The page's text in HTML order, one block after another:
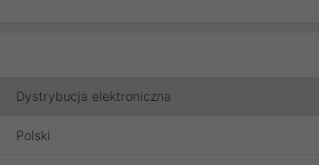
Dystrybucja elektroniczna
Polski